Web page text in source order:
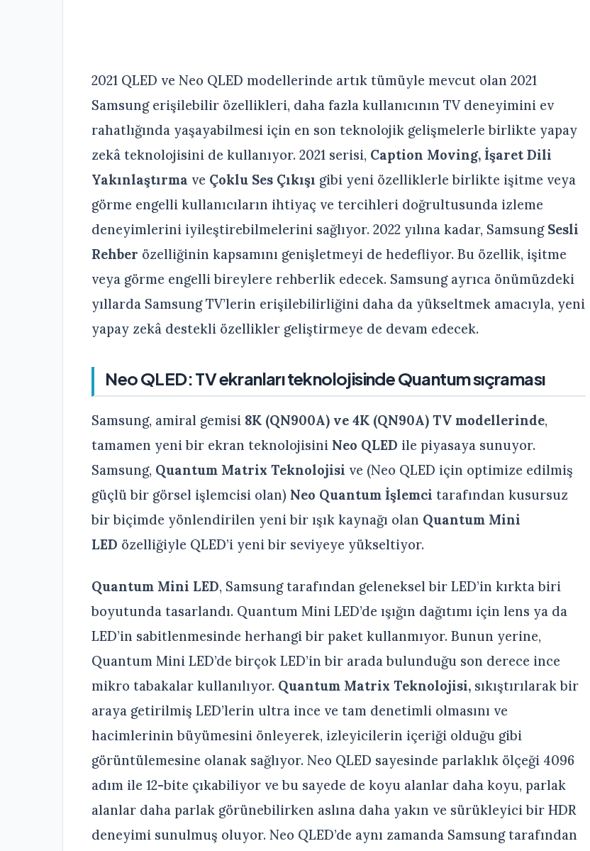
2021 QLED ve Neo QLED modellerinde artık tümüyle mevcut olan 2021
Samsung erişilebilir özellikleri, daha fazla kullanıcının TV deneyimini ev
rahatlığında yaşayabilmesi için en son teknolojik gelişmelerle birlikte yapay
zekâ teknolojisini de kullanıyor. 2021 serisi, Caption Moving, İşaret Dili
Yakınlaştırma ve Çoklu Ses Çıkışı gibi yeni özelliklerle birlikte işitme veya
görme engelli kullanıcıların ihtiyaç ve tercihleri doğrultusunda izleme
deneyimlerini iyileştirebilmelerini sağlıyor. 2022 yılına kadar, Samsung Sesli
Rehber özelliğinin kapsamını genişletmeyi de hedefliyor. Bu özellik, işitme
veya görme engelli bireylere rehberlik edecek. Samsung ayrıca önümüzdeki
yıllarda Samsung TV’lerin erişilebilirliğini daha da yükseltmek amacıyla, yeni
yapay zekâ destekli özellikler geliştirmeye de devam edecek.
Neo QLED: TV ekranları teknolojisinde Quantum sıçraması
Samsung, amiral gemisi 8K (QN900A) ve 4K (QN90A) TV modellerinde,
tamamen yeni bir ekran teknolojisini Neo QLED ile piyasaya sunuyor.
Samsung, Quantum Matrix Teknolojisi ve (Neo QLED için optimize edilmiş
güçlü bir görsel işlemcisi olan) Neo Quantum İşlemci tarafından kusursuz
bir biçimde yönlendirilen yeni bir ışık kaynağı olan Quantum Mini
LED özelliğiyle QLED’i yeni bir seviyeye yükseltiyor.
Quantum Mini LED, Samsung tarafından geleneksel bir LED’in kırkta biri
boyutunda tasarlandı. Quantum Mini LED’de ışığın dağıtımı için lens ya da
LED’in sabitlenmesinde herhangi bir paket kullanmıyor. Bunun yerine,
Quantum Mini LED’de birçok LED’in bir arada bulunduğu son derece ince
mikro tabakalar kullanılıyor. Quantum Matrix Teknolojisi, sıkıştırılarak bir
araya getirilmiş LED’lerin ultra ince ve tam denetimli olmasını ve
hacimlerinin büyümesini önleyerek, izleyicilerin içeriği olduğu gibi
görüntülemesine olanak sağlıyor. Neo QLED sayesinde parlaklık ölçeği 4096
adım ile 12-bite çıkabiliyor ve bu sayede de koyu alanlar daha koyu, parlak
alanlar daha parlak görünebilirken aslına daha yakın ve sürükleyici bir HDR
deneyimi sunulmuş oluyor. Neo QLED’de aynı zamanda Samsung tarafından